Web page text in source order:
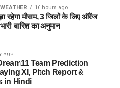
16 hours ago
रहेगा मौसम, 3 जिलों के लिए ऑरेंज
बारिश का अनुमान
ago
Team Prediction
XI, Pitch Report &
in Hindi